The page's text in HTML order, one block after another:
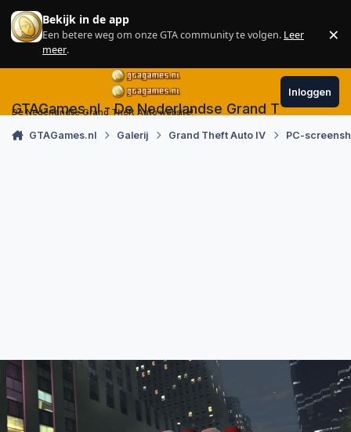
Skip to content
Bekijk in de app
Een betere weg om onze GTA community te volgen. Leer
meer.
×
GTAGames.nl - De Nederlandse Grand Theft Auto
De Nederlandse Grand Theft Auto website!
Inloggen
GTAGames.nl Galerij Grand Theft Auto IV PC-